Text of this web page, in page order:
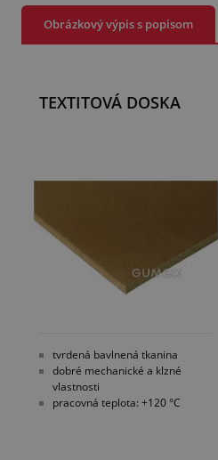
Obrázkový výpis s popisom
TEXTITOVÁ DOSKA
tvrdená bavlnená tkanina
dobré mechanické a klzné
vlastnosti
pracovná teplota: +120 °C